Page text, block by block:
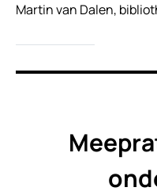
Martin van Dalen,